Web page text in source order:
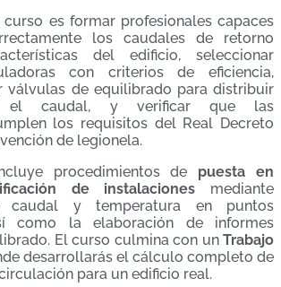
es formar profesionales capaces
los caudales de retorno
del edificio, seleccionar
con criterios de eficiencia,
válvulas de equilibrado para distribuir
el caudal, y verificar que las
los requisitos del Real Decreto
de legionela.
procedimientos de puesta en
de instalaciones mediante
caudal y temperatura en puntos
como la elaboración de informes
El curso culmina con un Trabajo
desarrollarás el cálculo completo de
para un edificio real.